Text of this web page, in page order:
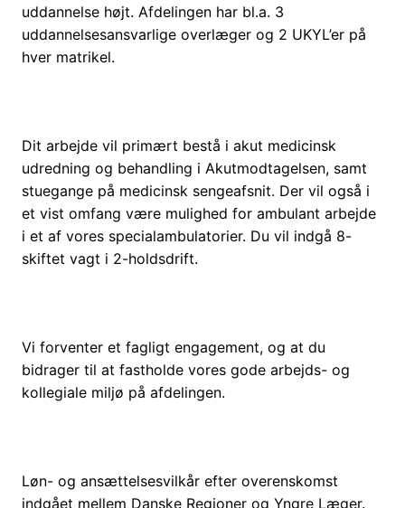
uddannelse højt. Afdelingen har bl.a. 3
uddannelsesansvarlige overlæger og 2 UKYL’er på
hver matrikel.
Dit arbejde vil primært bestå i akut medicinsk
udredning og behandling i Akutmodtagelsen, samt
stuegange på medicinsk sengeafsnit. Der vil også i
et vist omfang være mulighed for ambulant arbejde
i et af vores specialambulatorier. Du vil indgå 8-
skiftet vagt i 2-holdsdrift.
Vi forventer et fagligt engagement, og at du
bidrager til at fastholde vores gode arbejds- og
kollegiale miljø på afdelingen.
Løn- og ansættelsesvilkår efter overenskomst
indgået mellem Danske Regioner og Yngre Læger.